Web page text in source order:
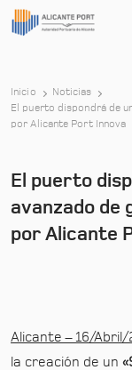
Inicio
Noticias
El puerto dispondrá de
por Alicante Port Innova
El puerto
avanzado de
por Alicante
Alicante – 16/
la creación de un